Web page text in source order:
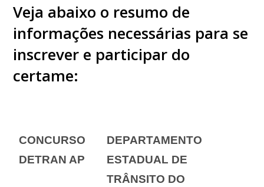
Veja abaixo o resumo de
informações necessárias para se
inscrever e participar do
certame:
CONCURSO
DETRAN AP
DEPARTAMENTO
ESTADUAL DE
TRÂNSITO DO